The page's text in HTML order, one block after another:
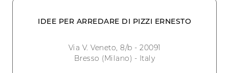
IDEE PER ARREDARE DI PIZZI ERNESTO
Via V. Veneto, 8/b - 20091
Bresso (Milano) - Italy